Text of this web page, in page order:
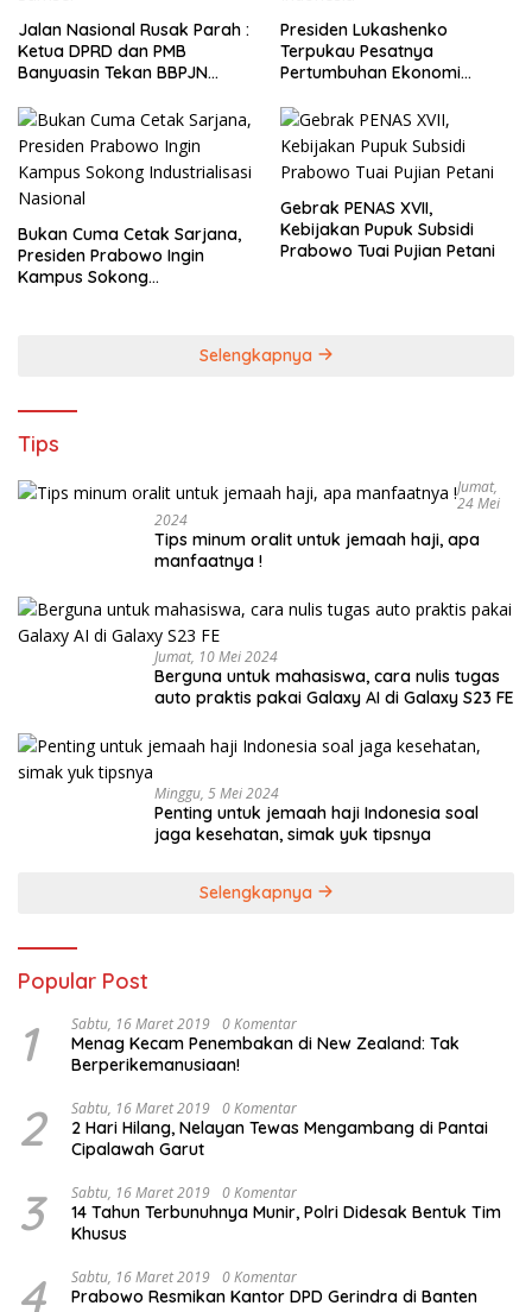
Jalan Nasional Rusak Parah :
Ketua DPRD dan PMB
Banyuasin Tekan BBPJN
Presiden Lukashenko
Terpukau Pesatnya
Pertumbuhan Ekonomi
Bukan Cuma Cetak Sarjana,
Presiden Prabowo Ingin
Kampus Sokong
Gebrak PENAS XVII,
Kebijakan Pupuk Subsidi
Prabowo Tuai Pujian Petani
Selengkapnya
Tips
Jumat,
24 Mei
2024
Tips minum oralit untuk jemaah haji, apa
manfaatnya !
Jumat, 10 Mei 2024
Berguna untuk mahasiswa, cara nulis tugas
auto praktis pakai Galaxy AI di Galaxy S23 FE
Minggu, 5 Mei 2024
Penting untuk jemaah haji Indonesia soal
jaga kesehatan, simak yuk tipsnya
Selengkapnya
Popular Post
1 Sabtu, 16 Maret 2019 0 Komentar
Menag Kecam Penembakan di New Zealand: Tak
Berperikemanusiaan!
2 Sabtu, 16 Maret 2019 0 Komentar
2 Hari Hilang, Nelayan Tewas Mengambang di Pantai
Cipalawah Garut
3 Sabtu, 16 Maret 2019 0 Komentar
14 Tahun Terbunuhnya Munir, Polri Didesak Bentuk Tim
Khusus
4 Sabtu, 16 Maret 2019 0 Komentar
Prabowo Resmikan Kantor DPD Gerindra di Banten